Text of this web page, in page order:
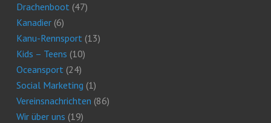
Drachenboot(47)
Kanadier(6)
Kanu-Rennsport(13)
Kids – Teens (10)
Oceansport(24)
Social Marketing (1)
Vereinsnachrichten (86)
Wir über uns (19)